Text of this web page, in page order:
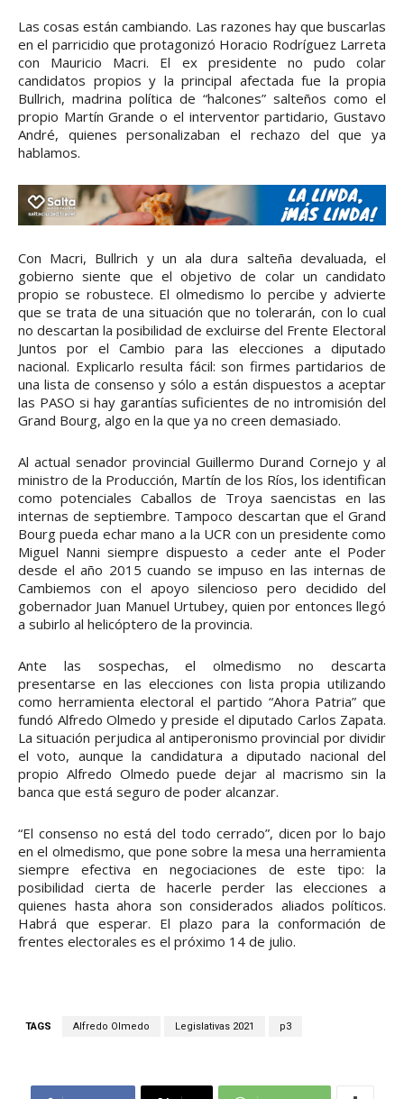
Las cosas están cambiando. Las razones hay que buscarlas
en el parricidio que protagonizó Horacio Rodríguez Larreta
con Mauricio Macri. El ex presidente no pudo colar
candidatos propios y la principal afectada fue la propia
Bullrich, madrina política de “halcones” salteños como el
propio Martín Grande o el interventor partidario, Gustavo
André, quienes personalizaban el rechazo del que ya
hablamos.
Con Macri, Bullrich y un ala dura salteña devaluada, el
gobierno siente que el objetivo de colar un candidato
propio se robustece. El olmedismo lo percibe y advierte
que se trata de una situación que no tolerarán, con lo cual
no descartan la posibilidad de excluirse del Frente Electoral
Juntos por el Cambio para las elecciones a diputado
nacional. Explicarlo resulta fácil: son firmes partidarios de
una lista de consenso y sólo a están dispuestos a aceptar
las PASO si hay garantías suficientes de no intromisión del
Grand Bourg, algo en la que ya no creen demasiado.
Al actual senador provincial Guillermo Durand Cornejo y al
ministro de la Producción, Martín de los Ríos, los identifican
como potenciales Caballos de Troya saencistas en las
internas de septiembre. Tampoco descartan que el Grand
Bourg pueda echar mano a la UCR con un presidente como
Miguel Nanni siempre dispuesto a ceder ante el Poder
desde el año 2015 cuando se impuso en las internas de
Cambiemos con el apoyo silencioso pero decidido del
gobernador Juan Manuel Urtubey, quien por entonces llegó
a subirlo al helicóptero de la provincia.
Ante las sospechas, el olmedismo no descarta
presentarse en las elecciones con lista propia utilizando
como herramienta electoral el partido “Ahora Patria” que
fundó Alfredo Olmedo y preside el diputado Carlos Zapata.
La situación perjudica al antiperonismo provincial por dividir
el voto, aunque la candidatura a diputado nacional del
propio Alfredo Olmedo puede dejar al macrismo sin la
banca que está seguro de poder alcanzar.
“El consenso no está del todo cerrado”, dicen por lo bajo
en el olmedismo, que pone sobre la mesa una herramienta
siempre efectiva en negociaciones de este tipo: la
posibilidad cierta de hacerle perder las elecciones a
quienes hasta ahora son considerados aliados políticos.
Habrá que esperar. El plazo para la conformación de
frentes electorales es el próximo 14 de julio.
TAGS Alfredo Olmedo Legislativas 2021 p3